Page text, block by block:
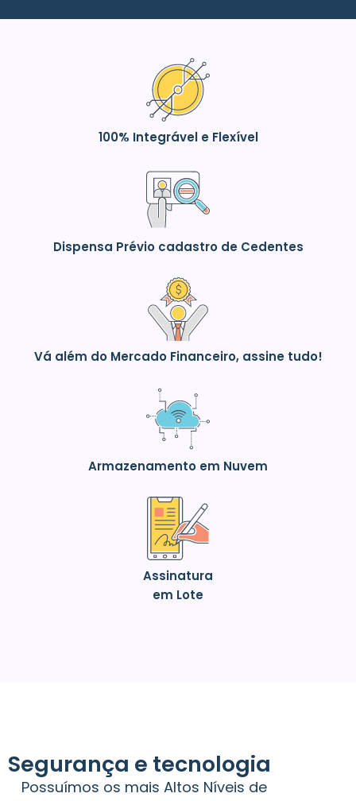
100% Integrável e Flexível
Dispensa Prévio cadastro de Cedentes
Vá além do Mercado Financeiro, assine tudo!
Armazenamento em Nuvem
Assinatura
em Lote
Segurança e tecnologia
Possuímos os mais Altos Níveis de